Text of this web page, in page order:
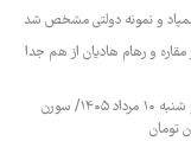
و نمونه دولتی مشخص شد
مقاره و رهام هادیان از هم جدا
قیمت محصولات ایران خودرو شنبه ۱۰ مرداد ۱۴۰۵/ سورن